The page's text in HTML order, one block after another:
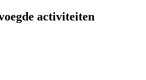
activiteiten